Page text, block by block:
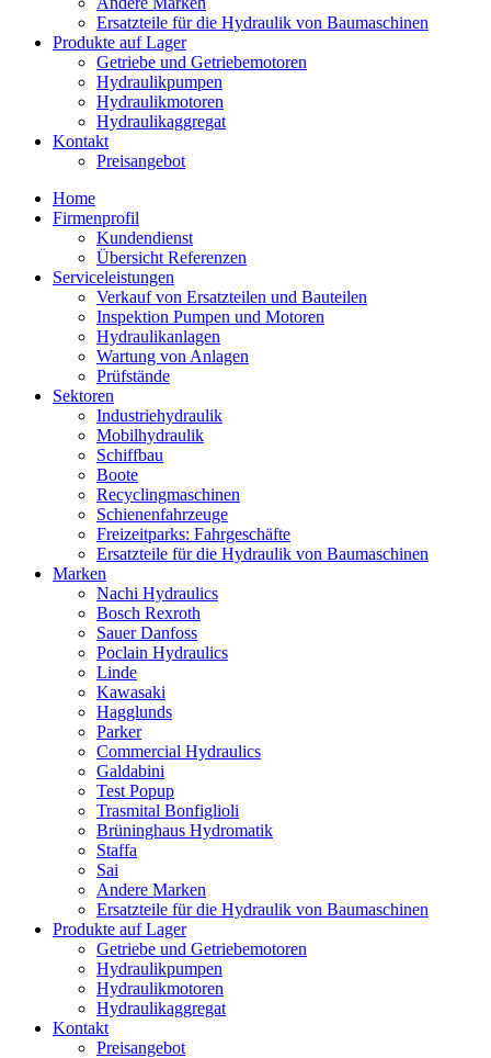
Ersatzteile für die Hydraulik von Baumaschinen
Produkte auf Lager
Getriebe und Getriebemotoren
Hydraulikpumpen
Hydraulikmotoren
Hydraulikaggregat
Kontakt
Preisangebot
Home
Firmenprofil
Kundendienst
Übersicht Referenzen
Serviceleistungen
Verkauf von Ersatzteilen und Bauteilen
Inspektion Pumpen und Motoren
Hydraulikanlagen
Wartung von Anlagen
Prüfstände
Sektoren
Industriehydraulik
Mobilhydraulik
Schiffbau
Boote
Recyclingmaschinen
Schienenfahrzeuge
Freizeitparks: Fahrgeschäfte
Ersatzteile für die Hydraulik von Baumaschinen
Marken
Nachi Hydraulics
Bosch Rexroth
Sauer Danfoss
Poclain Hydraulics
Linde
Kawasaki
Hagglunds
Parker
Commercial Hydraulics
Galdabini
Test Popup
Trasmital Bonfiglioli
Brüninghaus Hydromatik
Staffa
Sai
Andere Marken
Ersatzteile für die Hydraulik von Baumaschinen
Produkte auf Lager
Getriebe und Getriebemotoren
Hydraulikpumpen
Hydraulikmotoren
Hydraulikaggregat
Kontakt
Preisangebot